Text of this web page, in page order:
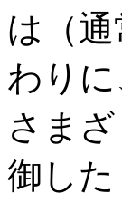
は（
わり
さま
御し